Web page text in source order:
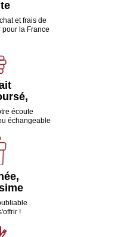
et frais de
pour la France
écoute
échangeable
!